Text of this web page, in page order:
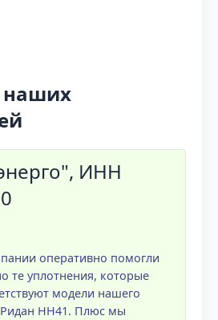
наших
ИНН
оперативно помогли
те уплотнения, которые
модели нашего
НН41. Плюс мы